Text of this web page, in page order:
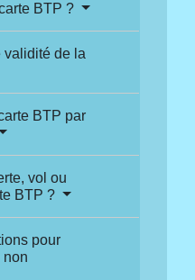
BTP ?
validité de la
BTP par
vol ou
BTP ?
pour
non